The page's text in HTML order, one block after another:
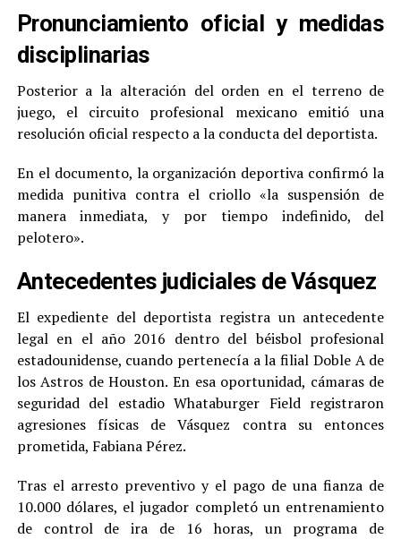
Pronunciamiento oficial y medidas
disciplinarias
Posterior a la alteración del orden en el terreno de
juego, el circuito profesional mexicano emitió una
resolución oficial respecto a la conducta del deportista.
En el documento, la organización deportiva confirmó la
medida punitiva contra el criollo «la suspensión de
manera inmediata, y por tiempo indefinido, del
pelotero».
Antecedentes judiciales de Vásquez
El expediente del deportista registra un antecedente
legal en el año 2016 dentro del béisbol profesional
estadounidense, cuando pertenecía a la filial Doble A de
los Astros de Houston. En esa oportunidad, cámaras de
seguridad del estadio Whataburger Field registraron
agresiones físicas de Vásquez contra su entonces
prometida, Fabiana Pérez.
Tras el arresto preventivo y el pago de una fianza de
10.000 dólares, el jugador completó un entrenamiento
de control de ira de 16 horas, un programa de